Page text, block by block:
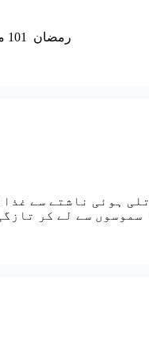
رمضان 101 مکمل گائیڈ، روزے اور نماز سے لے کر چیریٹی اور کمیونٹی تک۔ یہ ابتدائی دوستانہ گائیڈ روایات، صحت کے نکات اور اس مقدس مہینے کی روحانی
ہوئی ناشتے سے
سموسوں سے لے کر